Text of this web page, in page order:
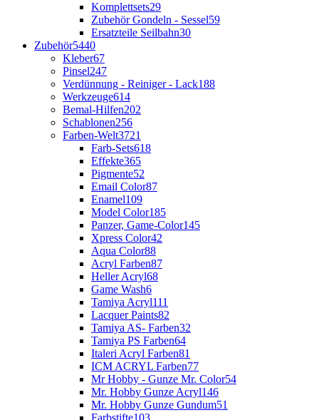
Komplettsets29
Zubehör Gondeln - Sessel59
Ersatzteile Seilbahn30
Zubehör5440
Kleber67
Pinsel247
Verdünnung - Reiniger - Lack188
Werkzeuge614
Bemal-Hilfen202
Schablonen256
Farben-Welt3721
Farb-Sets618
Effekte365
Pigmente52
Email Color87
Enamel109
Model Color185
Panzer, Game-Color145
Xpress Color42
Aqua Color88
Acryl Farben87
Heller Acryl68
Game Wash6
Tamiya Acryl111
Lacquer Paints82
Tamiya AS- Farben32
Tamiya PS Farben64
Italeri Acryl Farben81
ICM ACRYL Farben77
Mr Hobby - Gunze Mr. Color54
Mr. Hobby Gunze Acryl146
Mr. Hobby Gunze Gundum51
Farbstifte103